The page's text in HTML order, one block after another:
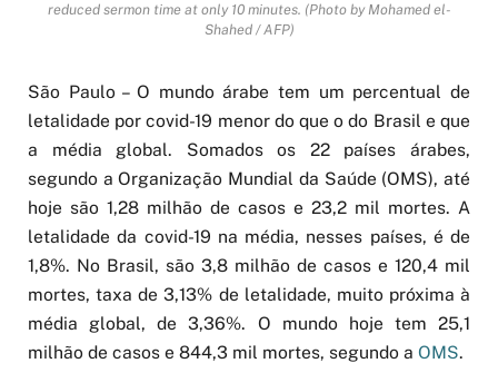
reduced sermon time at only 10 minutes. (Photo by Mohamed el-
Shahed / AFP)
São Paulo – O mundo árabe tem um percentual de
letalidade por covid-19 menor do que o do Brasil e que
a média global. Somados os 22 países árabes,
segundo a Organização Mundial da Saúde (OMS), até
hoje são 1,28 milhão de casos e 23,2 mil mortes. A
letalidade da covid-19 na média, nesses países, é de
1,8%. No Brasil, são 3,8 milhão de casos e 120,4 mil
mortes, taxa de 3,13% de letalidade, muito próxima à
média global, de 3,36%. O mundo hoje tem 25,1
milhão de casos e 844,3 mil mortes, segundo a OMS.